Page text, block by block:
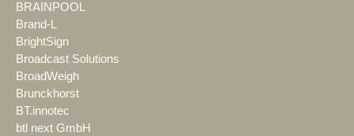
BRAINPOOL
Brand-L
BrightSign
Broadcast Solutions
BroadWeigh
Brunckhorst
BT.innotec
btl next GmbH